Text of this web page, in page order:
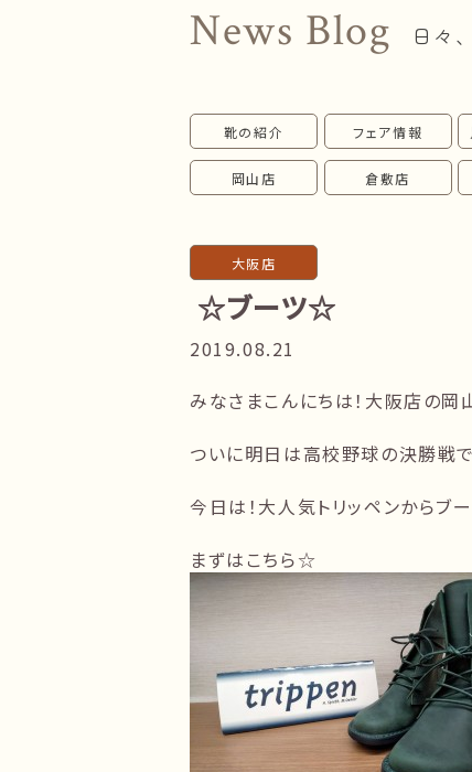
News Blog 日々
靴の紹介 フェア情報
岡山店 倉敷店
大阪店
☆ブーツ☆
2019.08.21
みなさまこんにちは！大阪店の岡
ついに明日は高校野球の決勝戦で
今日は！大人気トリッペンからブ
まずはこちら☆